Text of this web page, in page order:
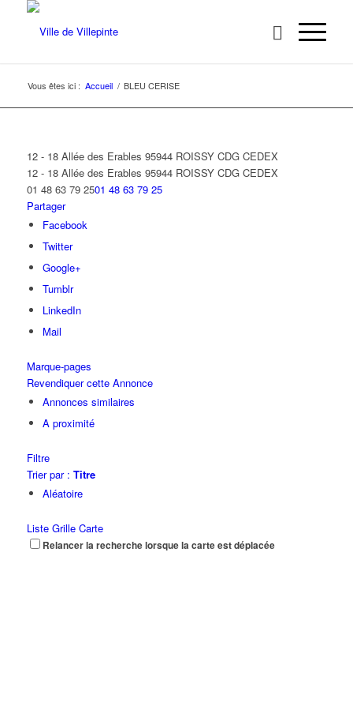
Vous êtes ici : Accueil / BLEU CERISE
12 - 18 Allée des Erables 95944 ROISSY CDG CEDEX
12 - 18 Allée des Erables 95944 ROISSY CDG CEDEX
01 48 63 79 2501 48 63 79 25
Partager
Facebook
Twitter
Google+
Tumblr
LinkedIn
Mail
Marque-pages
Revendiquer cette Annonce
Annonces similaires
A proximité
Filtre
Trier par : Titre
Aléatoire
Liste Grille Carte
Relancer la recherche lorsque la carte est déplacée